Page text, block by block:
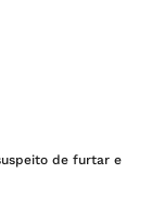
de furtar e